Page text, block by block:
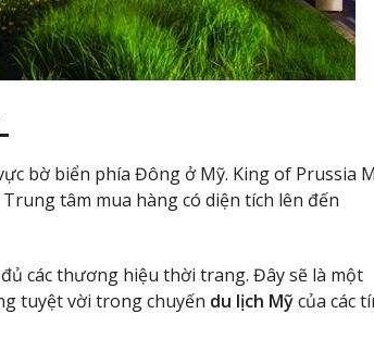
bờ biển phía Đông ở Mỹ. King of Prussia
tâm mua hàng có diện tích lên đến
các thương hiệu thời trang. Đây sẽ là một
tuyệt vời trong chuyến du lịch Mỹcủa các